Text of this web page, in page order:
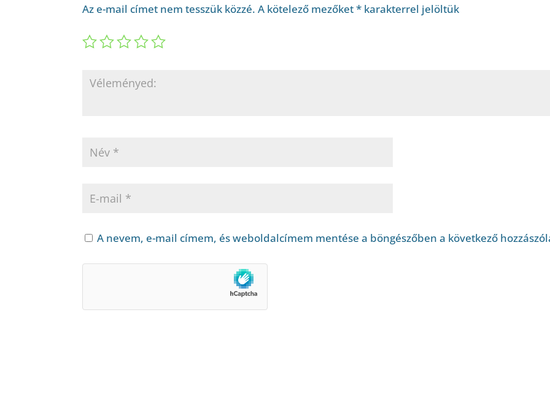
Az e-mail címet nem tesszük közzé. A kötelező mezőket* karakterrel jelöltük
A nevem, e-mail címem, és weboldalcímem mentése a böngészőben a következő